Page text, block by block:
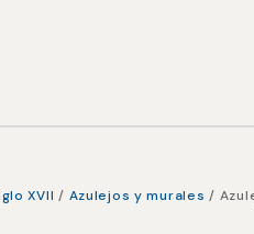
XVII / Azulejos y murales /